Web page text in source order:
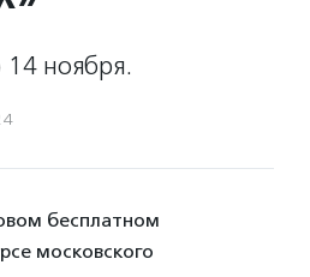
ноября.
бесплатном
московского